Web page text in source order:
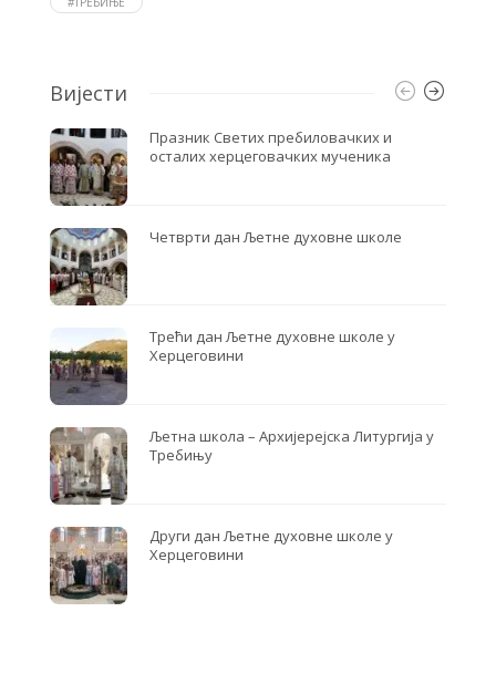
k
Вијести
Празник Светих пребиловачких и
осталих херцеговачких мученика
Четврти дан Љетне духовне школе
Трећи дан Љетне духовне школе у
Херцеговини
Љетна школа – Архијерејска Литургија у
Требињу
Други дан Љетне духовне школе у
Херцеговини